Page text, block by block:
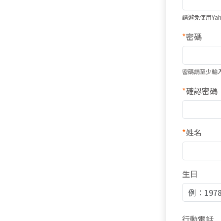
請避免使用
*密碼
密碼請至少輸
*確認密碼
*姓名
生日